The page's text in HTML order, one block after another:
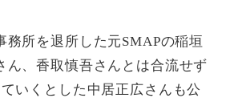
務所を退所した元SMAPの稲垣
ん、香取慎吾さんとは合流せず
いくとした中居正広さんも公